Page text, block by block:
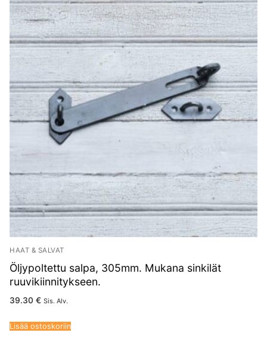
HAAT & SALVAT
Öljypoltettu salpa, 305mm. Mukana sinkilät
ruuvikiinnitykseen.
39.30 € Sis. Alv.
Lisää ostoskoriin